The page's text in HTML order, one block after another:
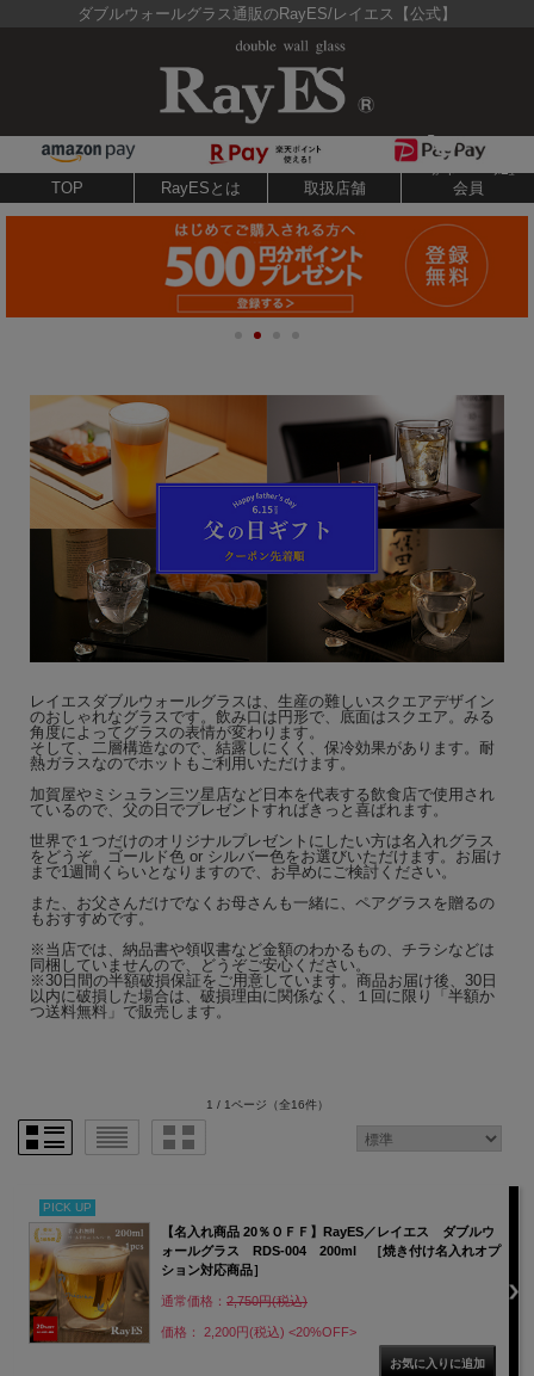
ダブルウォールグラス通販のRayES/レイエス【公式】
TOP RayESとは 取扱店舗 会員
レイエスダブルウォールグラスは、生産の難しいスクエアデザイン
のおしゃれなグラスです。飲み口は円形で、底面はスクエア。みる
角度によってグラスの表情が変わります。
そして、二層構造なので、結露しにくく、保冷効果があります。耐
熱ガラスなのでホットもご利用いただけます。
加賀屋やミシュラン三ツ星店など日本を代表する飲食店で使用され
ているので、父の日でプレゼントすればきっと喜ばれます。
世界で１つだけのオリジナルプレゼントにしたい方は名入れグラス
をどうぞ。ゴールド色 or シルバー色をお選びいただけます。お届け
まで1週間くらいとなりますので、お早めにご検討ください。
また、お父さんだけでなくお母さんも一緒に、ペアグラスを贈るの
もおすすめです。
※当店では、納品書や領収書など金額のわかるもの、チラシなどは
同梱していませんので、どうぞご安心ください。
※30日間の半額破損保証をご用意しています。商品お届け後、30日
以内に破損した場合は、破損理由に関係なく、１回に限り「半額か
つ送料無料」で販売します。
1 / 1ページ （全16件）
PICK UP
【名入れ商品 20％ＯＦＦ】RayES／レイエス ダブルウ
ォールグラス RDS-004 200ml ［焼き付け名入れオプ
ション対応商品］
通常価格： 2,750円(税込)
価格： 2,200円(税込) <20%OFF>